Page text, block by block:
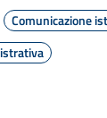
Comunicazione